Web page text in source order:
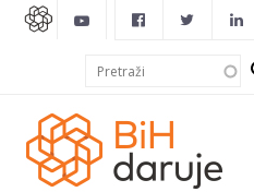
Search
form